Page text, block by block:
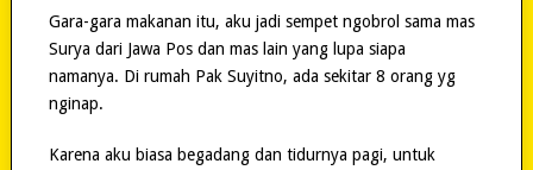
Gara-gara makanan itu, aku jadi sempet ngobrol sama mas
Surya dari Jawa Pos dan mas lain yang lupa siapa
namanya. Di rumah Pak Suyitno, ada sekitar 8 orang yg
nginap.
Karena aku biasa begadang dan tidurnya pagi, untuk